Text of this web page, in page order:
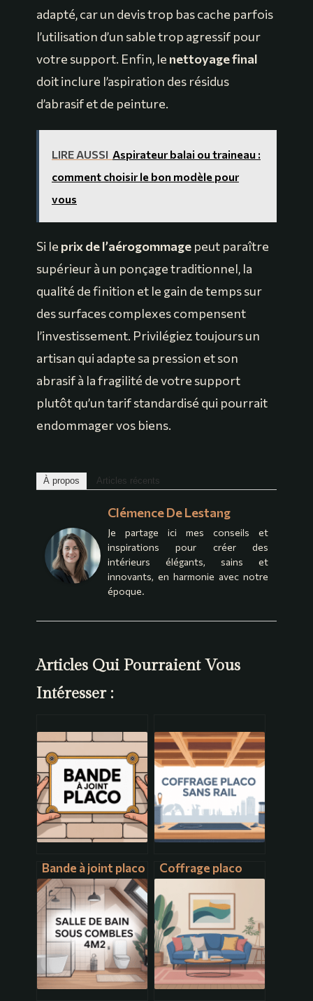
adapté, car un devis trop bas cache parfois
l’utilisation d’un sable trop agressif pour
votre support. Enfin, le nettoyage final
doit inclure l’aspiration des résidus
d’abrasif et de peinture.
LIRE AUSSI Aspirateur balai ou traineau :
comment choisir le bon modèle pour
vous
Si le prix de l’aérogommage peut paraître
supérieur à un ponçage traditionnel, la
qualité de finition et le gain de temps sur
des surfaces complexes compensent
l’investissement. Privilégiez toujours un
artisan qui adapte sa pression et son
abrasif à la fragilité de votre support
plutôt qu’un tarif standardisé qui pourrait
endommager vos biens.
À propos Articles récents
Clémence De Lestang
Je partage ici mes conseils et
inspirations pour créer des
intérieurs élégants, sains et
innovants, en harmonie avec notre
époque.
Articles Qui Pourraient Vous
Intéresser :
Bande à joint placo
: conseils
essentiels pour
des joints invisibles
Coffrage placo
sans rail :
méthodes simples
et astuces de pro